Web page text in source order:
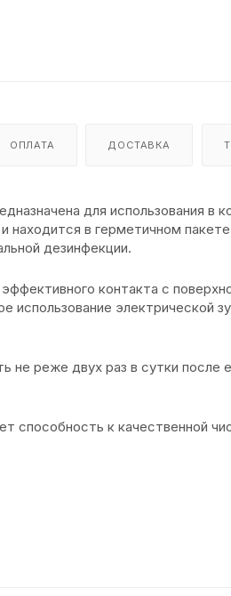
ОПЛАТА ДОСТАВКА
для использования
находится в герметичном
дезинфекции.
контакта с
использование электрической
не реже двух раз в сутки
способность к качественной